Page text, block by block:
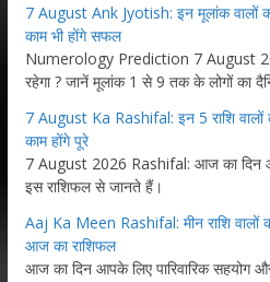
7 August Ank Jyotish: इन मूलांक वालों
काम भी होंगे सफल
Numerology Prediction 7 August
रहेगा ? जानें मूलांक 1 से 9 तक के लोगों का
7 August Ka Rashifal: इन 5 राशि वालों
काम होंगे पूरे
7 August 2026 Rashifal: आज का दिन
इस राशिफल से जानते हैं।
Aaj Ka Meen Rashifal: मीन राशि वालों
आज का राशिफल
आज का दिन आपके लिए पारिवारिक सहयोग